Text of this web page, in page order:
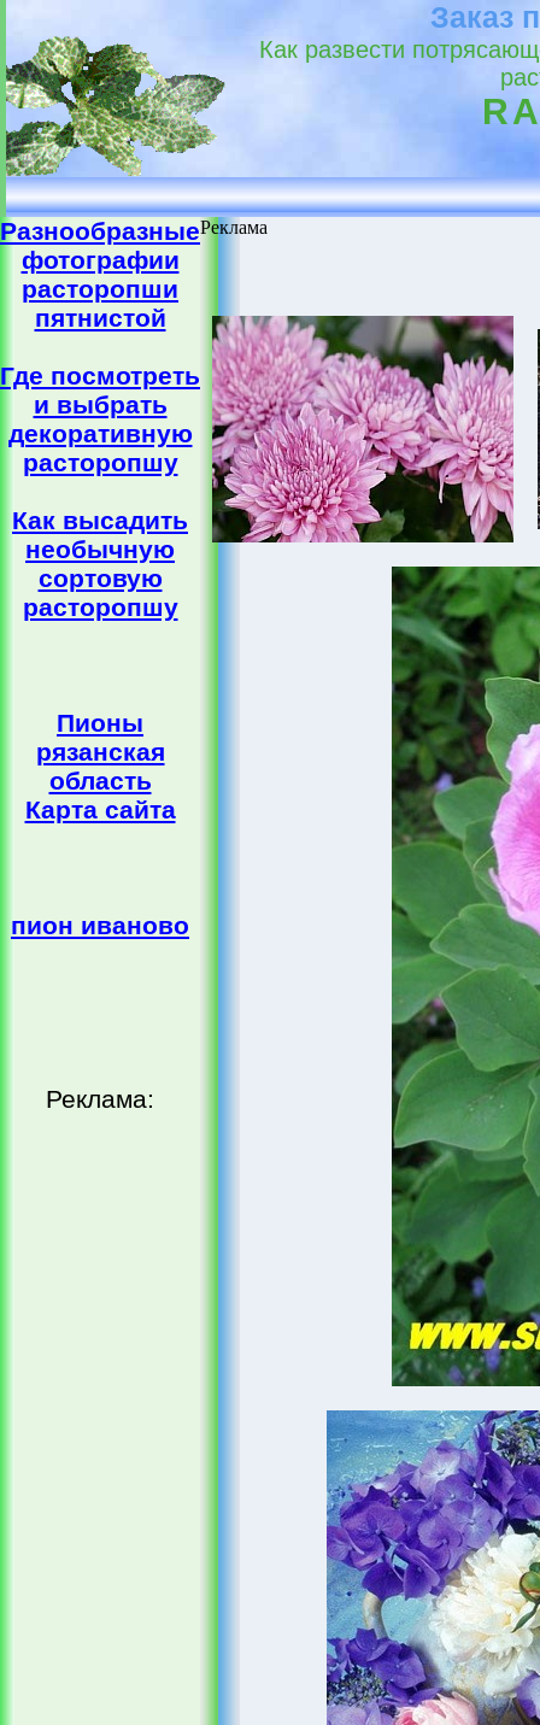
Заказ
Как развести
Разнообразные
фотографии
расторопши
пятнистой
Где посмотреть
и выбрать
декоративную
расторопшу
Как высадить
необычную
сортовую
расторопшу
Пионы
рязанская
область
Карта сайта
пион иваново
Реклама:
Реклама